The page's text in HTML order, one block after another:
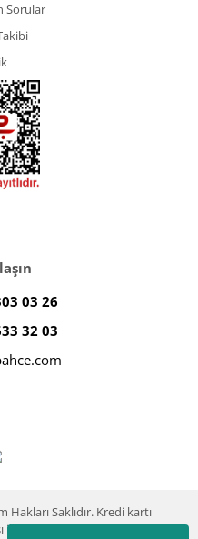
Sorular
03 26
32 03
Saklıdır. Kredi kartı
ile %100 koruma altındadır.